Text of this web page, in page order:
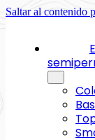
Saltar al contenido